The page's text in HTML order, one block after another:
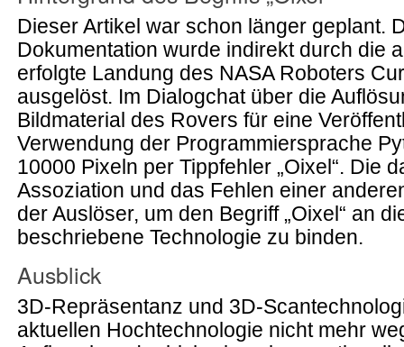
Dieser Artikel war schon länger geplant.
Dokumentation wurde indirekt durch die
erfolgte Landung des NASA Roboters
ausgelöst. Im Dialogchat über die
Bildmaterial des Rovers für eine
Verwendung der Programmiersprache
10000 Pixeln per Tippfehler „Oixel“. Die
Assoziation und das Fehlen einer
der Auslöser, um den Begriff „Oixel“ an
beschriebene Technologie zu binden.
Ausblick
3D-Repräsentanz und 3D-
aktuellen Hochtechnologie nicht mehr